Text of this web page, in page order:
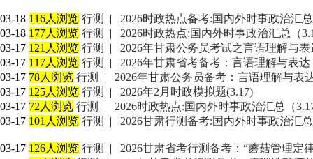
03-18 116人浏览 行测 |
2026时政热点备考:国内外时事政治汇
03-18 177人浏览 行测 |
2026时政热点:国内外时事政治汇总（
03-17 121人浏览 行测 |
2026年甘肃公务员考试之言语理解与表
03-17 117人浏览 行测 |
2026年甘肃省考备考：言语理解与表达
03-17 78人浏览 行测 |
2026年甘肃公务员备考：言语理解与表
03-17 125人浏览 行测 |
2026年2月时政模拟题(3.17)
03-17 72人浏览 行测 |
2026时政热点:国内外时事政治汇总（
03-17 101人浏览 行测 | 2026甘肃行测备考:国内外时事政治汇
03-17 126人浏览 行测 |
2026甘肃省考行测备考：“蘑菇管理定